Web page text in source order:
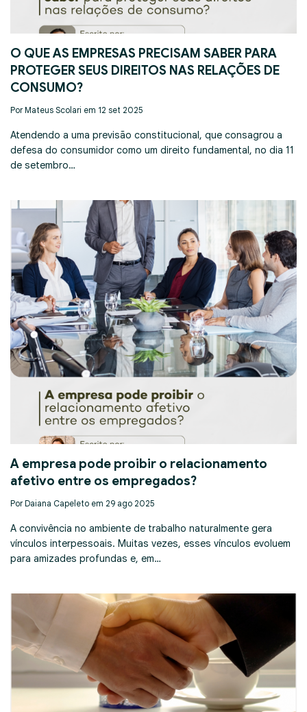
O QUE AS EMPRESAS PRECISAM SABER PARA
PROTEGER SEUS DIREITOS NAS RELAÇÕES DE
CONSUMO?
Por Mateus Scolari em 12 set 2025
Atendendo a uma previsão constitucional, que consagrou a
defesa do consumidor como um direito fundamental, no dia 11
de setembro…
A empresa pode proibir o relacionamento
afetivo entre os empregados?
Por Daiana Capeleto em 29 ago 2025
A convivência no ambiente de trabalho naturalmente gera
vínculos interpessoais. Muitas vezes, esses vínculos evoluem
para amizades profundas e, em…